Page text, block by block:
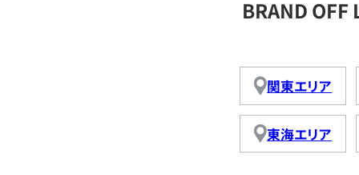
BRAND
関東エリア
東海エリア